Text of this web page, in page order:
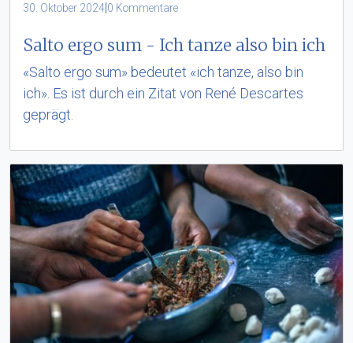
30. Oktober 2024 0 Kommentare
Salto ergo sum - Ich tanze also bin ich
«Salto ergo sum» bedeutet «ich tanze, also bin
ich». Es ist durch ein Zitat von René Descartes
geprägt.